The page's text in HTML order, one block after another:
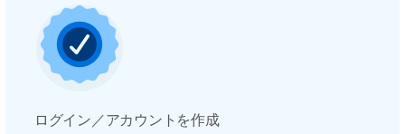
ログイン／アカウントを作成